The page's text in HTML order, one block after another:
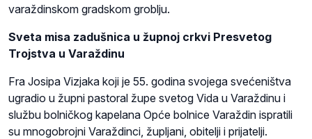
varaždinskom gradskom groblju.
Sveta misa zadušnica u župnoj crkvi Presvetog
Trojstva u Varaždinu
Fra Josipa Vizjaka koji je 55. godina svojega svećeništva
ugradio u župni pastoral župe svetog Vida u Varaždinu i
službu bolničkog kapelana Opće bolnice Varaždin ispratili
su mnogobrojni Varaždinci, župljani, obitelji i prijatelji.